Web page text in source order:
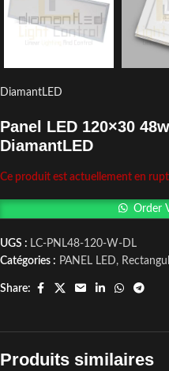
DiamantLED
Panel LED 120×30
DiamantLED
Ce produit est actuellement en
Order
UGS : LC-PNL48-120-W-DL
Catégories : PANEL LED,
Share:
Produits similaires